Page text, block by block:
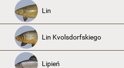
Lin
Lin Kvolsdorfskiego
Lipień